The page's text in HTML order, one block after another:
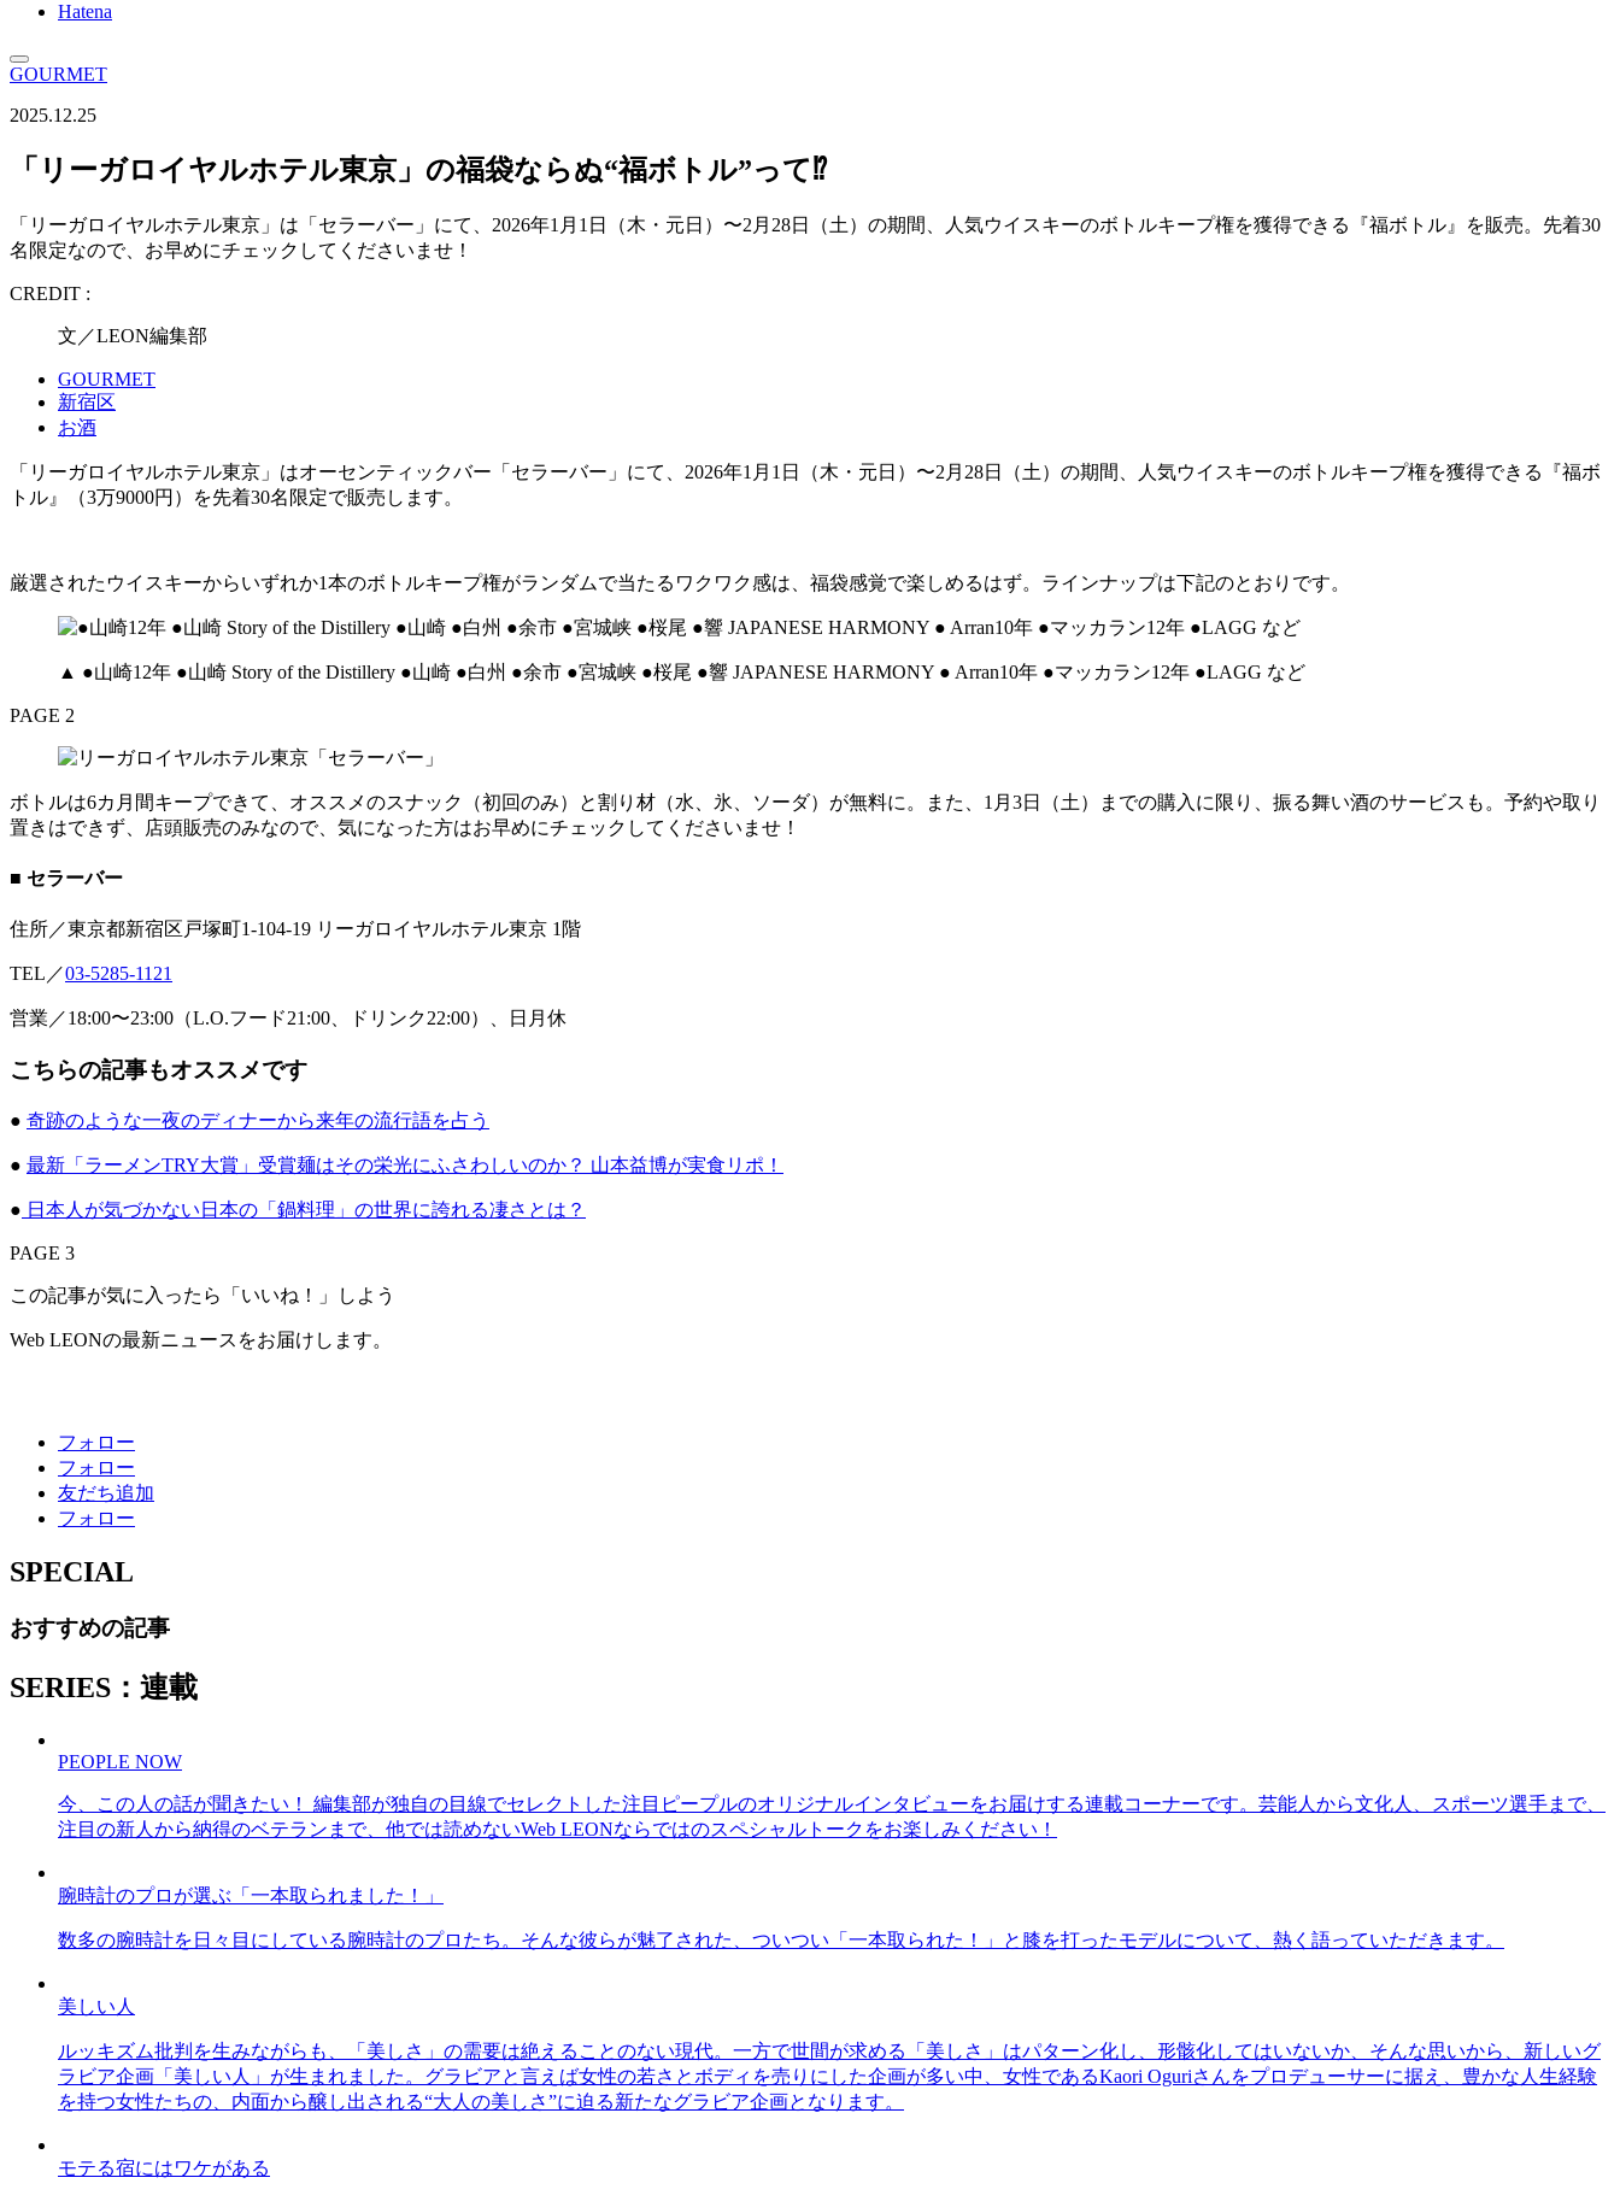
Hatena
GOURMET
2025.12.25
「リーガロイヤルホテル東京」の福袋ならぬ“福ボトル”って⁉︎
「リーガロイヤルホテル東京」は「セラーバー」にて、2026年1月1日（木・元日）〜2月28日（土）の期間、人気ウイスキーのボトルキープ権を獲得できる『福ボトル』を販売。先着30
名限定なので、お早めにチェックしてくださいませ！
CREDIT :
文／LEON編集部
GOURMET
新宿区
お酒
「リーガロイヤルホテル東京」はオーセンティックバー「セラーバー」にて、2026年1月1日（木・元日）〜2月28日（土）の期間、人気ウイスキーのボトルキープ権を獲得できる『福ボ
トル』（3万9000円）を先着30名限定で販売します。
厳選されたウイスキーからいずれか1本のボトルキープ権がランダムで当たるワクワク感は、福袋感覚で楽しめるはず。ラインナップは下記のとおりです。
▲ ●山崎12年 ●山崎 Story of the Distillery ●山崎 ●白州 ●余市 ●宮城峡 ●桜尾 ●響 JAPANESE HARMONY ● Arran10年 ●マッカラン12年 ●LAGG など
PAGE 2
ボトルは6カ月間キープできて、オススメのスナック（初回のみ）と割り材（水、氷、ソーダ）が無料に。また、1月3日（土）までの購入に限り、振る舞い酒のサービスも。予約や取り
置きはできず、店頭販売のみなので、気になった方はお早めにチェックしてくださいませ！
■ セラーバー
住所／東京都新宿区戸塚町1-104-19 リーガロイヤルホテル東京 1階
TEL／03-5285-1121
営業／18:00〜23:00（L.O.フード21:00、ドリンク22:00）、日月休
こちらの記事もオススメです
● 奇跡のような一夜のディナーから来年の流行語を占う
● 最新「ラーメンTRY大賞」受賞麺はその栄光にふさわしいのか？ 山本益博が実食リポ！
● 日本人が気づかない日本の「鍋料理」の世界に誇れる凄さとは？
PAGE 3
この記事が気に入ったら「いいね！」しよう
Web LEONの最新ニュースをお届けします。
フォロー
フォロー
友だち追加
フォロー
SPECIAL
おすすめの記事
SERIES：連載
PEOPLE NOW
今、この人の話が聞きたい！ 編集部が独自の目線でセレクトした注目ピープルのオリジナルインタビューをお届けする連載コーナーです。芸能人から文化人、スポーツ選手まで、
注目の新人から納得のベテランまで、他では読めないWeb LEONならではのスペシャルトークをお楽しみください！
腕時計のプロが選ぶ「一本取られました！」
数多の腕時計を日々目にしている腕時計のプロたち。そんな彼らが魅了された、ついつい「一本取られた！」と膝を打ったモデルについて、熱く語っていただきます。
美しい人
ルッキズム批判を生みながらも、「美しさ」の需要は絶えることのない現代。一方で世間が求める「美しさ」はパターン化し、形骸化してはいないか、そんな思いから、新しいグ
ラビア企画「美しい人」が生まれました。グラビアと言えば女性の若さとボディを売りにした企画が多い中、女性であるKaori Oguriさんをプロデューサーに据え、豊かな人生経験
を持つ女性たちの、内面から醸し出される“大人の美しさ”に迫る新たなグラビア企画となります。
モテる宿にはワケがある